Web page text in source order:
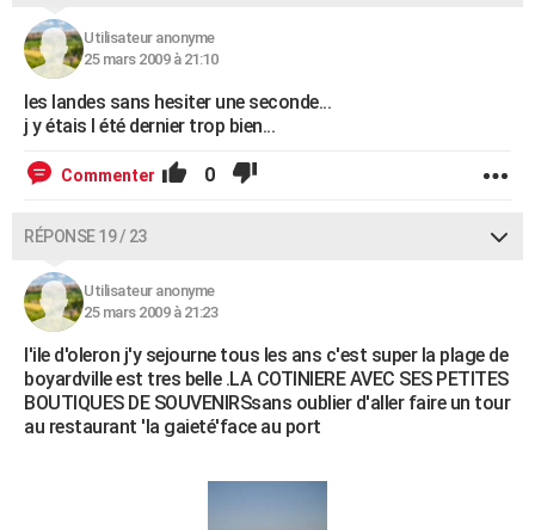
Utilisateur anonyme
25 mars 2009 à 21:10
les landes sans hesiter une seconde...
j y étais l été dernier trop bien...
Commenter 0
RÉPONSE 19 / 23
Utilisateur anonyme
25 mars 2009 à 21:23
l'ile d'oleron j'y sejourne tous les ans c'est super la plage de
boyardville est tres belle .LA COTINIERE AVEC SES PETITES
BOUTIQUES DE SOUVENIRSsans oublier d'aller faire un tour
au restaurant 'la gaieté'face au port